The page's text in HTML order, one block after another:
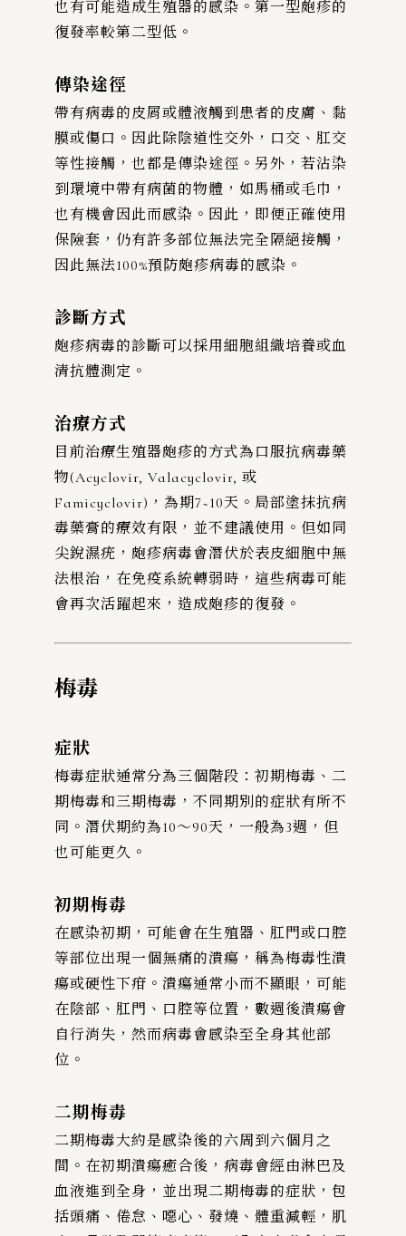
也有可能造成生殖器的感染。第一型皰疹的
復發率較第二型低。
傳染途徑
帶有病毒的皮屑或體液觸到患者的皮膚、黏
膜或傷口。因此除陰道性交外，口交、肛交
等性接觸，也都是傳染途徑。另外，若沾染
到環境中帶有病菌的物體，如馬桶或毛巾，
也有機會因此而感染。因此，即便正確使用
保險套，仍有許多部位無法完全隔絕接觸，
因此無法100%預防皰疹病毒的感染。
診斷方式
皰疹病毒的診斷可以採用細胞組織培養或血
清抗體測定。
治療方式
目前治療生殖器皰疹的方式為口服抗病毒藥
物(Acyclovir, Valacyclovir, 或
Famicyclovir)，為期7~10天。局部塗抹抗病
毒藥膏的療效有限，並不建議使用。但如同
尖銳濕疣，皰疹病毒會潛伏於表皮細胞中無
法根治，在免疫系統轉弱時，這些病毒可能
會再次活躍起來，造成皰疹的復發。
梅毒
症狀
梅毒症狀通常分為三個階段：初期梅毒、二
期梅毒和三期梅毒，不同期別的症狀有所不
同。潛伏期約為10～90天，一般為3週，但
也可能更久。
初期梅毒
在感染初期，可能會在生殖器、肛門或口腔
等部位出現一個無痛的潰瘍，稱為梅毒性潰
瘍或硬性下疳。潰瘍通常小而不顯眼，可能
在陰部、肛門、口腔等位置，數週後潰瘍會
自行消失，然而病毒會感染至全身其他部
位。
二期梅毒
二期梅毒大約是感染後的六周到六個月之
間。在初期潰瘍癒合後，病毒會經由淋巴及
血液進到全身，並出現二期梅毒的症狀，包
括頭痛、倦怠、噁心、發燒、體重減輕，肌